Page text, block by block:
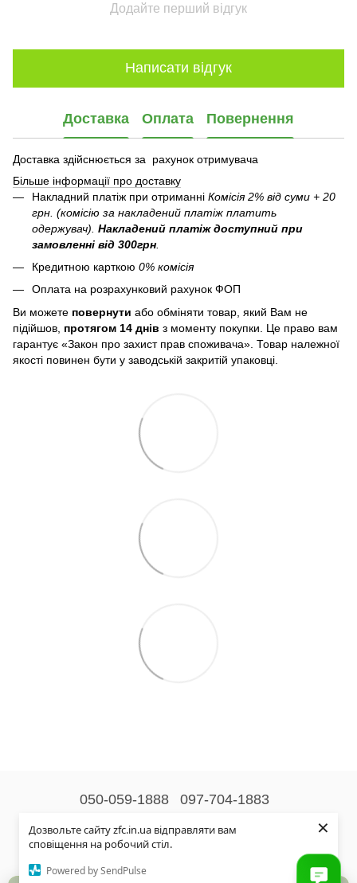
Дозвольте сайту zfc.in.ua відправляти вам
сповіщення на робочий стіл.
Powered by SendPulse
×
Додайте перший відгук
Написати відгук
Доставка Оплата Повернення
Доставка здійснюється за рахунок отримувача
Більше інформації про доставку
Накладний платіж при отриманні Комісія 2% від суми + 20
грн. (комісію за накладений платіж платить
одержувач). Накладений платіж доступний при
замовленні від 300грн
Кредитною карткою 0% комісія
Оплата на розрахунковий рахунок ФОП
Ви можете повернути або обміняти товар, який Вам не
підійшов, протягом 14 днів з моменту покупки. Це право вам
гарантує «Закон про захист прав споживача». Товар належної
якості повинен бути у заводській закритій упаковці.
050-059-1888 097-704-1883
Контактна інформація